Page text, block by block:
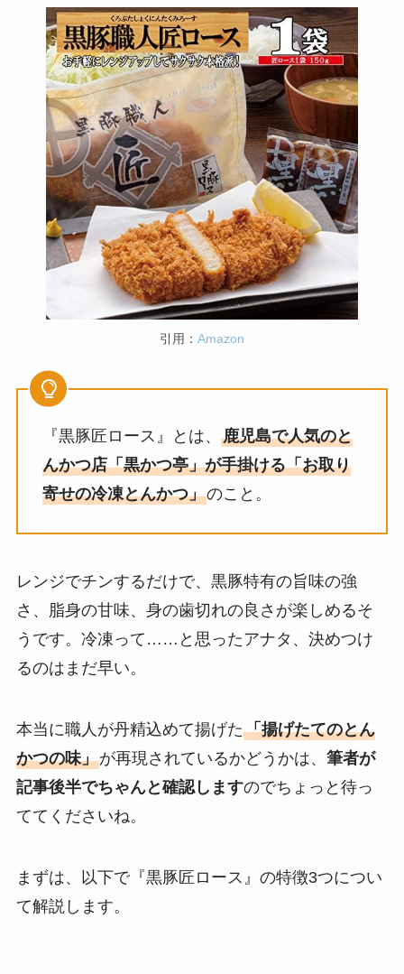
引用： Amazon
『黒豚匠ロース』とは、 鹿児島で人気のと
んかつ店「黒かつ亭」が手掛ける「お取り
寄せの冷凍とんかつ」のこと。
レンジでチンするだけで、黒豚特有の旨味の強
さ、脂身の甘味、身の歯切れの良さが楽しめるそ
うです。冷凍って……と思ったアナタ、決めつけ
るのはまだ早い。
本当に職人が丹精込めて揚げた「揚げたてのとん
かつの味」が再現されているかどうかは、 筆者が
記事後半でちゃんと確認しますのでちょっと待っ
ててくださいね。
まずは、以下で『黒豚匠ロース』の特徴3つについ
て解説します。